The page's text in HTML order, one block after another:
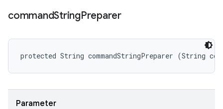
commandStringPreparer
protected String commandStringPreparer (String
Parameter